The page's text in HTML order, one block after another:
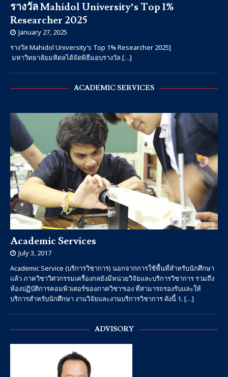
รางวัล Mahidol University’s Top 1%
Researcher 2025
January 27, 2025
รางวัล Mahidol University’s Top 1% Researcher 2025]
มหาวิทยาลัยมหิดลได้จัดพิธีมอบรางวัล […]
ACADEMIC SERVICES
Academic Services
July 3, 2017
Academic Service (บริการวิชาการ) นอกจากการใช้พื้นที่สำหรับนักศึกษา
แล้ว ภาควิชาวิศวกรรมเครื่องกลยังมีหน่วยวิจัยและบริการวิชาการ รวมถึง
ห้องปฏิบัติการคอมพิวเตอร์ของภาควิชาฯเอง ที่สามารถรองรับและให้
บริการสำหรับนักศึกษา งานวิจัยและงานบริการวิชาการ ดังนี้ 1. […]
ADVISORY